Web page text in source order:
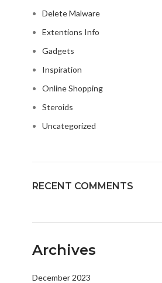
Delete Malware
Extentions Info
Gadgets
Inspiration
Online Shopping
Steroids
Uncategorized
RECENT COMMENTS
Archives
December 2023